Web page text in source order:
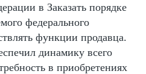
в Заказать порядке
федерального
функции продавца.
динамику всего
в приобретениях